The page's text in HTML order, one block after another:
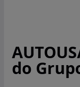
do